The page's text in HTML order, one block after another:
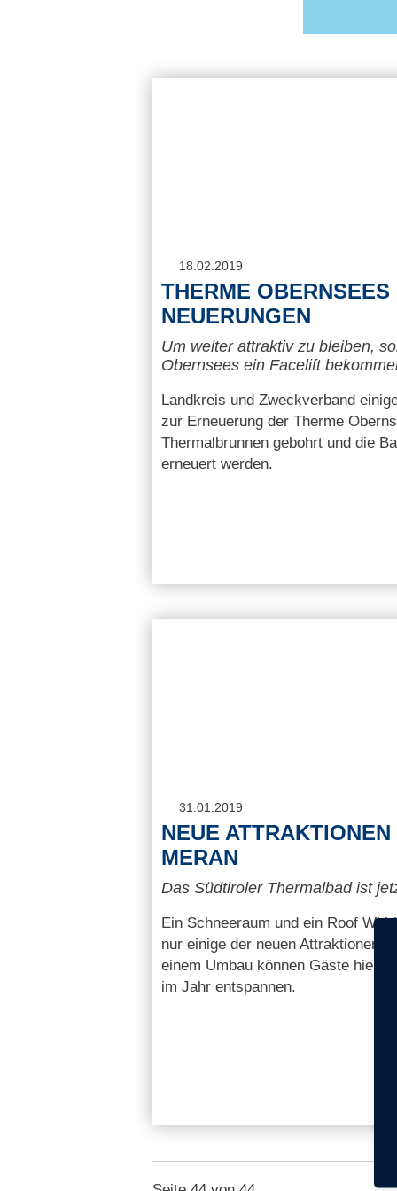
18.02.2019
THERME
NEUERUNGEN
Um weiter attraktiv zu bleiben,
Obernsees ein Facelift
Landkreis und Zweckverband
zur Erneuerung der Therme
Thermalbrunnen gebohrt und die
erneuert werden.
31.01.2019
NEUE
MERAN
Das Südtiroler Thermalbad ist
Ein Schneeraum und ein Roof
nur einige der neuen Attraktionen
einem Umbau können Gäste hier
im Jahr entspannen.